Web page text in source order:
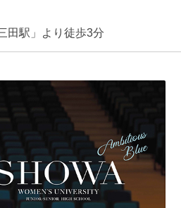
田駅」より徒歩3分